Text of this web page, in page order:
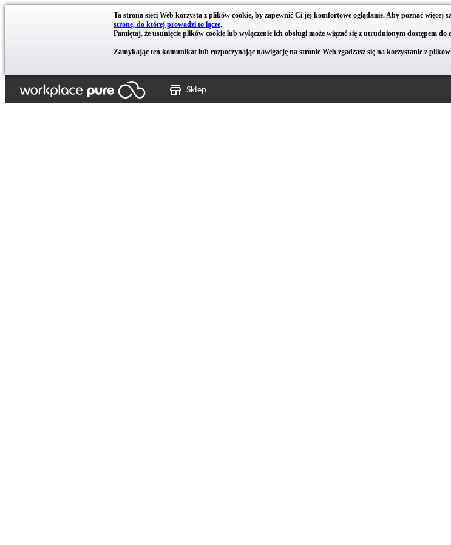
Ta strona sieci Web korzysta z plików cookie, by zapewnić Ci jej komfortowe oglądanie. Aby poznać więcej
stronę, do której prowadzi to łącze.
Pamiętaj, że usunięcie plików cookie lub wyłączenie ich obsługi może wiązać się z utrudnionym dostępem
Zamykając ten komunikat lub rozpoczynając nawigację na stronie Web zgadzasz się na korzystanie z
Sklep